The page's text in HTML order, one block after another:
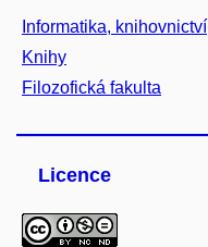
Informatika, knihovnictví
Knihy
Filozofická fakulta
Licence